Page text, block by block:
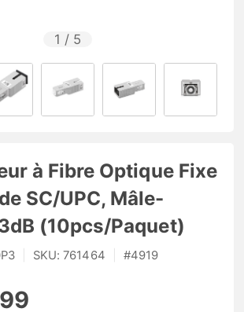
1 / 5
à Fibre Optique Fixe
SC/UPC, Mâle-
(10pcs/Paquet)
SKU: 761464 #4919